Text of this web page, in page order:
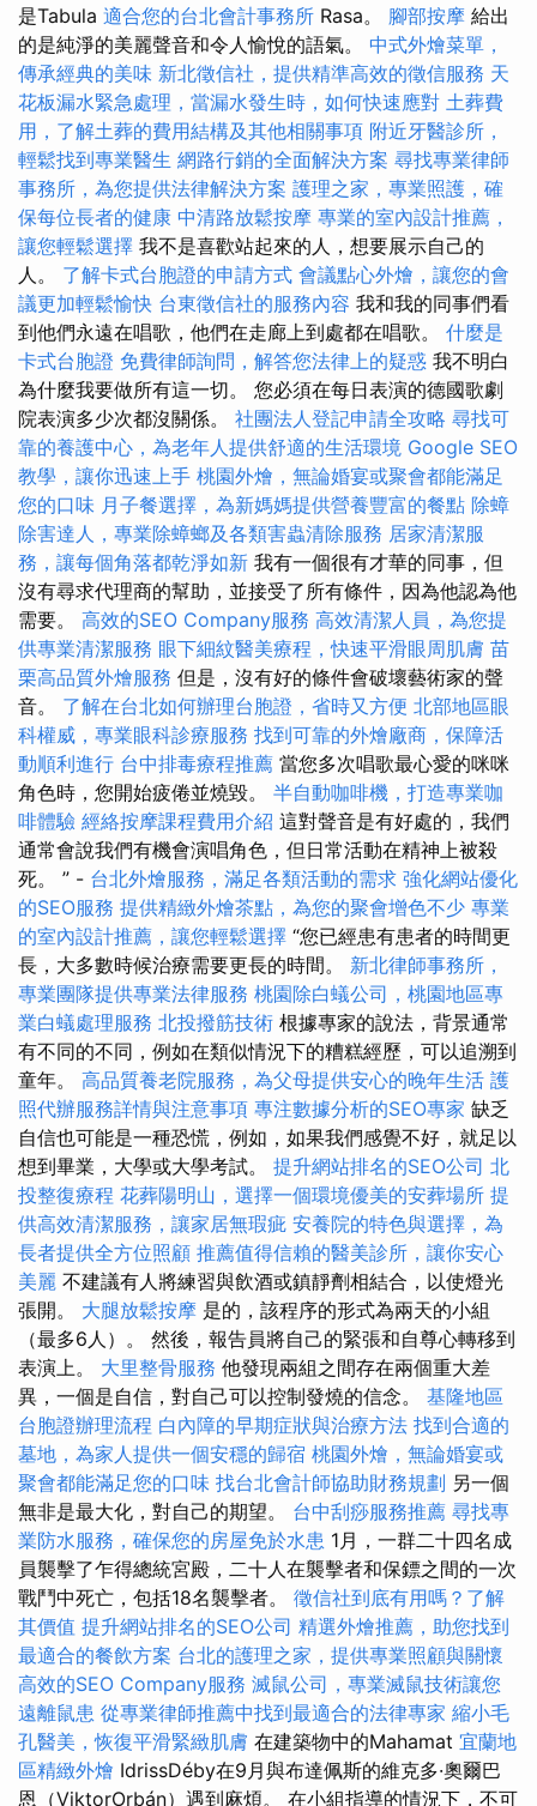
是Tabula 適合您的台北會計事務所 Rasa。 腳部按摩 給出
的是純淨的美麗聲音和令人愉悅的語氣。 中式外燴菜單，
傳承經典的美味 新北徵信社，提供精準高效的徵信服務 天
花板漏水緊急處理，當漏水發生時，如何快速應對 土葬費
用，了解土葬的費用結構及其他相關事項 附近牙醫診所，
輕鬆找到專業醫生 網路行銷的全面解決方案 尋找專業律師
事務所，為您提供法律解決方案 護理之家，專業照護，確
保每位長者的健康 中清路放鬆按摩 專業的室內設計推薦，
讓您輕鬆選擇 我不是喜歡站起來的人，想要展示自己的
人。 了解卡式台胞證的申請方式 會議點心外燴，讓您的會
議更加輕鬆愉快 台東徵信社的服務內容 我和我的同事們看
到他們永遠在唱歌，他們在走廊上到處都在唱歌。 什麼是
卡式台胞證 免費律師詢問，解答您法律上的疑惑 我不明白
為什麼我要做所有這一切。 您必須在每日表演的德國歌劇
院表演多少次都沒關係。 社團法人登記申請全攻略 尋找可
靠的養護中心，為老年人提供舒適的生活環境 Google SEO
教學，讓你迅速上手 桃園外燴，無論婚宴或聚會都能滿足
您的口味 月子餐選擇，為新媽媽提供營養豐富的餐點 除蟑
除害達人，專業除蟑螂及各類害蟲清除服務 居家清潔服
務，讓每個角落都乾淨如新 我有一個很有才華的同事，但
沒有尋求代理商的幫助，並接受了所有條件，因為他認為他
需要。 高效的SEO Company服務 高效清潔人員，為您提
供專業清潔服務 眼下細紋醫美療程，快速平滑眼周肌膚 苗
栗高品質外燴服務 但是，沒有好的條件會破壞藝術家的聲
音。 了解在台北如何辦理台胞證，省時又方便 北部地區眼
科權威，專業眼科診療服務 找到可靠的外燴廠商，保障活
動順利進行 台中排毒療程推薦 當您多次唱歌最心愛的咪咪
角色時，您開始疲倦並燒毀。 半自動咖啡機，打造專業咖
啡體驗 經絡按摩課程費用介紹 這對聲音是有好處的，我們
通常會說我們有機會演唱角色，但日常活動在精神上被殺
死。 ” - 台北外燴服務，滿足各類活動的需求 強化網站優化
的SEO服務 提供精緻外燴茶點，為您的聚會增色不少 專業
的室內設計推薦，讓您輕鬆選擇 “您已經患有患者的時間更
長，大多數時候治療需要更長的時間。 新北律師事務所，
專業團隊提供專業法律服務 桃園除白蟻公司，桃園地區專
業白蟻處理服務 北投撥筋技術 根據專家的說法，背景通常
有不同的不同，例如在類似情況下的糟糕經歷，可以追溯到
童年。 高品質養老院服務，為父母提供安心的晚年生活 護
照代辦服務詳情與注意事項 專注數據分析的SEO專家 缺乏
自信也可能是一種恐慌，例如，如果我們感覺不好，就足以
想到畢業，大學或大學考試。 提升網站排名的SEO公司 北
投整復療程 花葬陽明山，選擇一個環境優美的安葬場所 提
供高效清潔服務，讓家居無瑕疵 安養院的特色與選擇，為
長者提供全方位照顧 推薦值得信賴的醫美診所，讓你安心
美麗 不建議有人將練習與飲酒或鎮靜劑相結合，以使燈光
張開。 大腿放鬆按摩 是的，該程序的形式為兩天的小組
（最多6人）。 然後，報告員將自己的緊張和自尊心轉移到
表演上。 大里整骨服務 他發現兩組之間存在兩個重大差
異，一個是自信，對自己可以控制發燒的信念。 基隆地區
台胞證辦理流程 白內障的早期症狀與治療方法 找到合適的
墓地，為家人提供一個安穩的歸宿 桃園外燴，無論婚宴或
聚會都能滿足您的口味 找台北會計師協助財務規劃 另一個
無非是最大化，對自己的期望。 台中刮痧服務推薦 尋找專
業防水服務，確保您的房屋免於水患 1月，一群二十四名成
員襲擊了乍得總統宮殿，二十人在襲擊者和保鏢之間的一次
戰鬥中死亡，包括18名襲擊者。 徵信社到底有用嗎？了解
其價值 提升網站排名的SEO公司 精選外燴推薦，助您找到
最適合的餐飲方案 台北的護理之家，提供專業照顧與關懷
高效的SEO Company服務 滅鼠公司，專業滅鼠技術讓您
遠離鼠患 從專業律師推薦中找到最適合的法律專家 縮小毛
孔醫美，恢復平滑緊緻肌膚 在建築物中的Mahamat 宜蘭地
區精緻外燴 IdrissDéby在9月與布達佩斯的維克多·奧爾巴
恩（ViktorOrbán）遇到麻煩。 在小組指導的情況下，不可